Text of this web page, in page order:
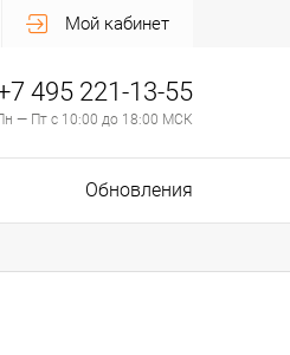
Мой кабинет
495 221-13-55
— Пт с 10:00 до 18:00 МСК
Обновления